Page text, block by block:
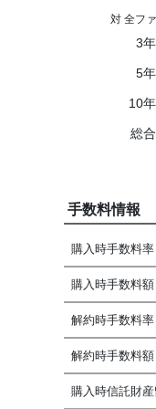
対 全フ
3年
5年
10年
総合
手数料情報
購入時手数料率
購入時手数料額
解約時手数料率
解約時手数料額
購入時信託財